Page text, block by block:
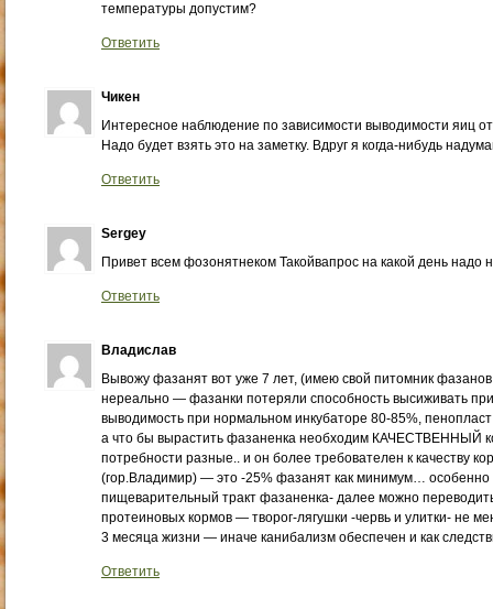
температуры допустим?
Ответить
Чикен
Интересное наблюдение по зависимости выводимости яиц от
Надо будет взять это на заметку. Вдруг я когда-нибудь
Ответить
Sergey
Привет всем фозонятнеком Такойвапрос на какой день надо
Ответить
Владислав
Вывожу фазанят вот уже 7 лет, (имею свой питомник фазанов
нереально — фазанки потеряли способность высиживать
выводимость при нормальном инкубаторе 80-85%,
а что бы вырастить фазаненка необходим КАЧЕСТВЕННЫЙ
потребности разные.. и он более требователен к качеству
(гор.Владимир) — это -25% фазанят как минимум…
пищеварительный тракт фазаненка- далее можно
протеиновых кормов — творог-лягушки -червь и улитки- не
3 месяца жизни — иначе канибализм обеспечен и как
Ответить